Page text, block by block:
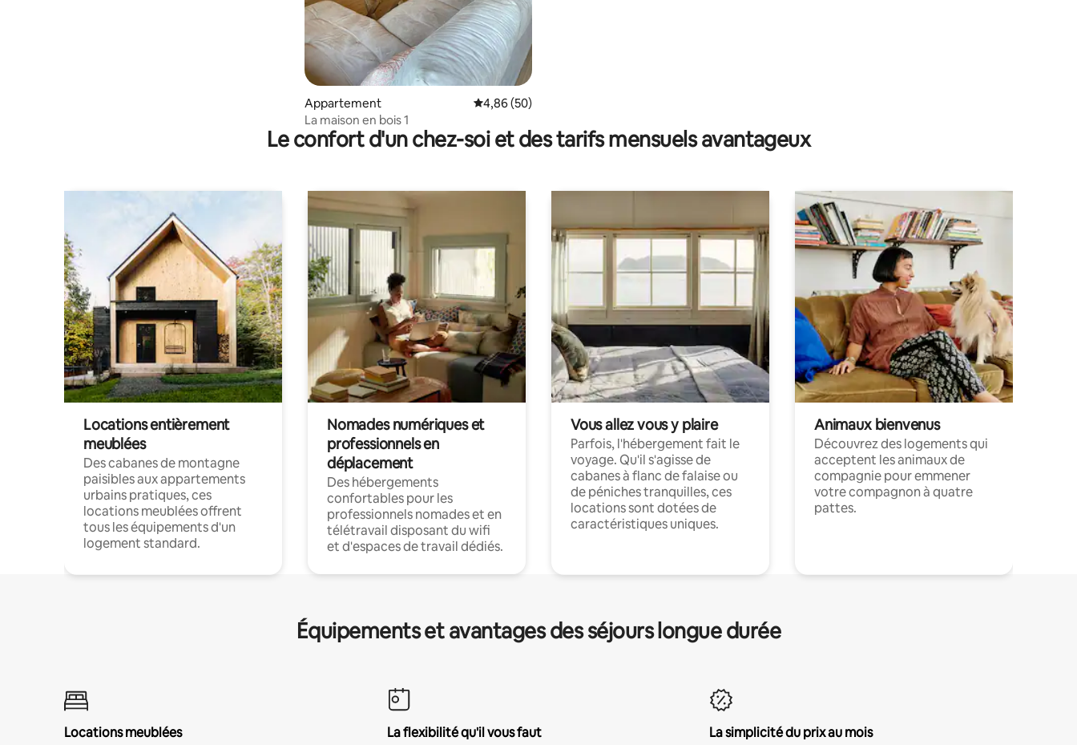
Appartement Évaluation moyenne sur la base de 50 commentaires : 4,86 sur 5
4,86 (50)
La maison en bois 1
Le confort d'un chez-soi et des tarifs mensuels avantageux
Locations entièrement
meublées
Des cabanes de montagne
paisibles aux appartements
urbains pratiques, ces
locations meublées offrent
tous les équipements d'un
logement standard.
Nomades numériques et
professionnels en
déplacement
Des hébergements
confortables pour les
professionnels nomades et en
télétravail disposant du wifi
et d'espaces de travail dédiés.
Vous allez vous y plaire
Parfois, l'hébergement fait le
voyage. Qu'il s'agisse de
cabanes à flanc de falaise ou
de péniches tranquilles, ces
locations sont dotées de
caractéristiques uniques.
Animaux bienvenus
Découvrez des logements qui
acceptent les animaux de
compagnie pour emmener
votre compagnon à quatre
pattes.
Équipements et avantages des séjours longue durée
Locations meublées
La flexibilité qu'il vous faut
La simplicité du prix au mois